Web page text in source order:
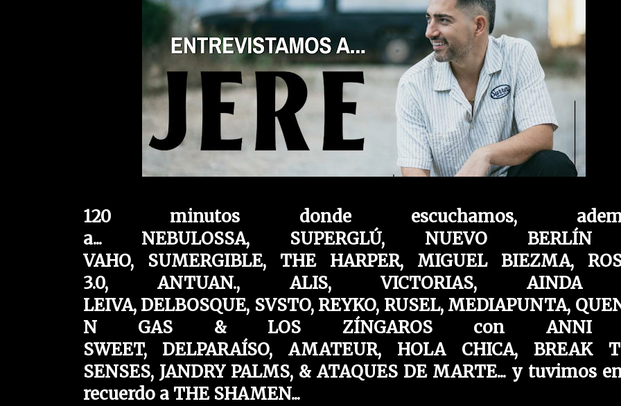
120 minutos donde escuchamos,
a... NEBULOSSA, SUPERGLÚ, NUEVO
VAHO, SUMERGIBLE, THE HARPER, MIGUEL BIEZMA,
3.0,ANTUAN., ALIS,VICTORIAS, AINDA
LEIVA, DELBOSQUE, SVSTO, REYKO, RUSEL, MEDIAPUNTA,
N GAS & LOS ZÍNGAROS con ANNI
SWEET, DELPARAÍSO,AMATEUR, HOLA CHICA, BREAK
SENSES, JANDRY PALMS, & ATAQUES DE MARTE... y tuvimos
recuerdo a THE SHAMEN...